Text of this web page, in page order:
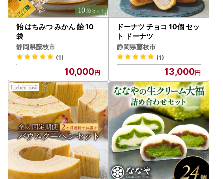
飴 はちみつ みかん 飴 10
袋
静岡県藤枝市
(1)
10,000
ドーナツ チョコ 10個 セッ
ト ドーナツ
静岡県藤枝市
(1)
13,000